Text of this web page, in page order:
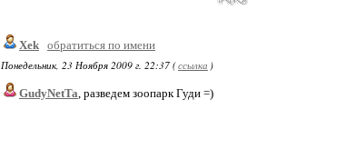
Xek обратиться по имени
Понедельник, 23 Ноября 2009 г. 22:37 (ссылка )
GudyNetTa, разведем зоопарк Гуди =)